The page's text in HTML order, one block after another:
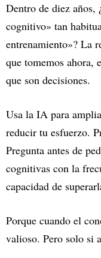
Dentro de diez años,
cognitivo» tan
entrenamiento»? La
que tomemos ahora,
que son decisiones.
Usa la IA para
reducir tu esfuerzo.
Pregunta antes de
cognitivas con la
capacidad de
Porque cuando el
valioso. Pero solo si